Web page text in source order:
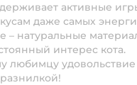
активные
даже самых
– натуральные
интерес кота.
любимцу удовольствие